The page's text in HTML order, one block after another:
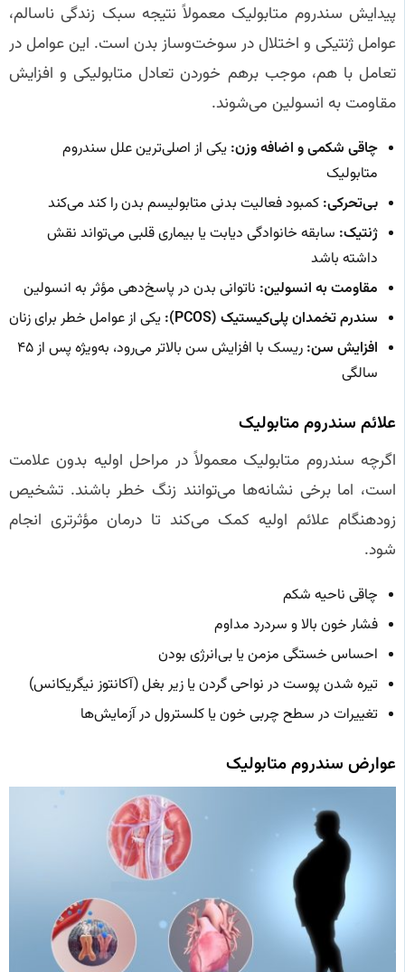
پیدایش سندروم متابولیک معمولاً نتیجه سبک زندگی ناسالم،
عوامل ژنتیکی و اختلال در سوخت‌وساز بدن است. این عوامل در
تعامل با هم، موجب برهم خوردن تعادل متابولیکی و افزایش
مقاومت به انسولین می‌شوند.
چاقی شکمی و اضافه وزن: یکی از اصلی‌ترین علل سندروم
متابولیک
بی‌تحرکی: کمبود فعالیت بدنی متابولیسم بدن را کند می‌کند
ژنتیک: سابقه خانوادگی دیابت یا بیماری قلبی می‌تواند نقش
داشته باشد
مقاومت به انسولین: ناتوانی بدن در پاسخ‌دهی مؤثر به انسولین
سندرم تخمدان پلی‌کیستیک (PCOS):
یکی از عوامل خطر برای زنان
افزایش سن:
ریسک با افزایش سن بالاتر می‌رود، به‌ویژه پس از ۴۵
سالگی
علائم سندروم متابولیک
اگرچه سندروم متابولیک معمولاً در مراحل اولیه بدون علامت
است، اما برخی نشانه‌ها می‌توانند زنگ خطر باشند. تشخیص
زودهنگام علائم اولیه کمک می‌کند تا درمان مؤثرتری انجام
شود.
چاقی ناحیه شکم
فشار خون بالا و سردرد مداوم
احساس خستگی مزمن یا بی‌انرژی بودن
تیره شدن پوست در نواحی گردن یا زیر بغل (آکانتوز نیگریکانس)
تغییرات در سطح چربی خون یا کلسترول در آزمایش‌ها
عوارض سندروم متابولیک